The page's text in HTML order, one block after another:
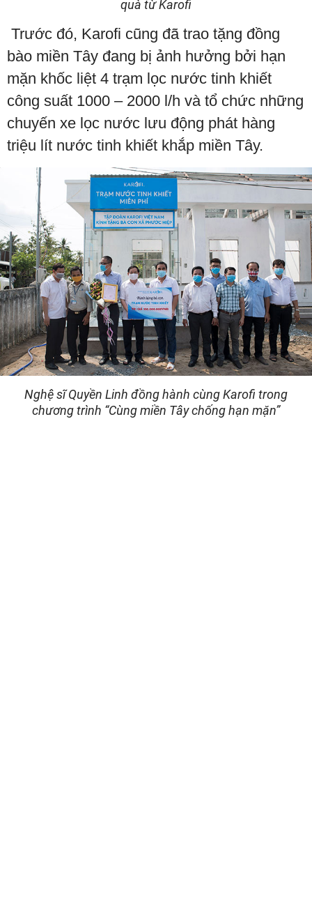
quà từ Karofi
Trước đó, Karofi cũng đã trao tặng đồng
bào miền Tây đang bị ảnh hưởng bởi hạn
mặn khốc liệt 4 trạm lọc nước tinh khiết
công suất 1000 – 2000 l/h và tổ chức những
chuyến xe lọc nước lưu động phát hàng
triệu lít nước tinh khiết khắp miền Tây.
Nghệ sĩ Quyền Linh đồng hành cùng Karofi trong
chương trình “Cùng miền Tây chống hạn mặn”